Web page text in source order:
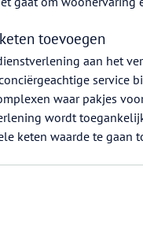
toevoegen
aan het
service
waar pakjes
wordt
keten waarde te gaan